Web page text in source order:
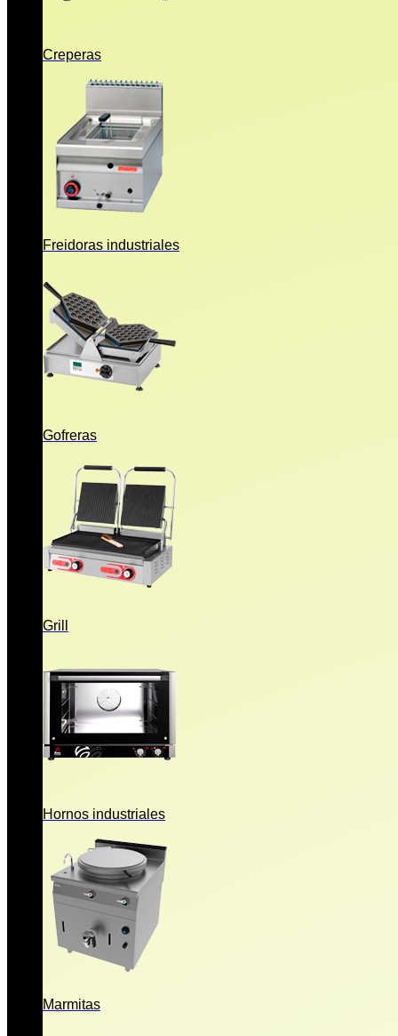
Creperas
Freidoras industriales
Gofreras
Grill
Hornos industriales
Marmitas